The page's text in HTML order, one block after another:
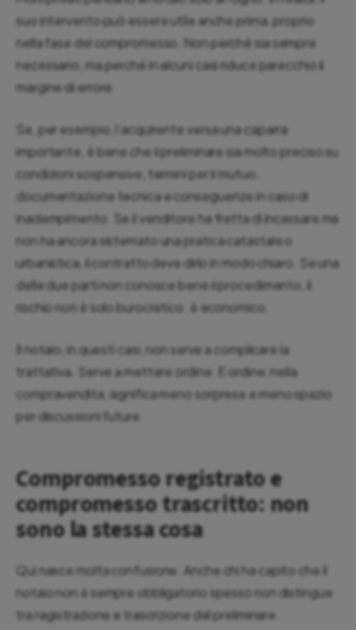
suo intervento può essere utile anche prima, proprio
nella fase del compromesso. Non perché sia sempre
necessario, ma perché in alcuni casi riduce parecchio il
margine di errore.
Se, per esempio, l’acquirente versa una caparra
importante, è bene che il preliminare sia molto preciso su
condizioni sospensive, termini per il mutuo,
documentazione tecnica e conseguenze in caso di
inadempimento. Se il venditore ha fretta di incassare ma
non ha ancora sistemato una pratica catastale o
urbanistica, il contratto deve dirlo in modo chiaro. Se una
delle due parti non conosce bene il procedimento, il
rischio non è solo burocratico: è economico.
Il notaio, in questi casi, non serve a complicare la
trattativa. Serve a mettere ordine. E ordine, nella
compravendita, significa meno sorprese e meno spazio
per discussioni future.
Compromesso registrato e
compromesso trascritto: non
sono la stessa cosa
Qui nasce molta confusione. Anche chi ha capito che il
notaio non è sempre obbligatorio spesso non distingue
tra registrazione e trascrizione del preliminare.